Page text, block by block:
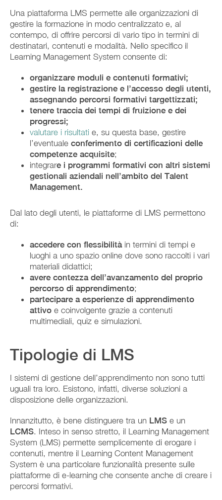
Una piattaforma LMS permette alle organizzazioni di
gestire la formazione in modo centralizzato e, al
contempo, di offrire percorsi di vario tipo in termini di
destinatari, contenuti e modalità. Nello specifico il
Learning Management System consente di:
organizzare moduli e contenuti formativi;
gestire la registrazione e l’accesso degli utenti,
assegnando percorsi formativi targettizzati;
tenere traccia dei tempi di fruizione e dei
progressi;
valutare i risultati e, su questa base, gestire
l’eventuale conferimento di certificazioni delle
competenze acquisite;
integrare i programmi formativi con altri sistemi
gestionali aziendali nell’ambito del Talent
Management.
Dal lato degli utenti, le piattaforme di LMS permettono
di:
accedere con flessibilitàin termini di tempi e
luoghi a uno spazio online dove sono raccolti i vari
materiali didattici;
avere contezza dell’avanzamento del proprio
percorso di apprendimento;
partecipare a esperienze di apprendimento
attivo e coinvolgente grazie a contenuti
multimediali, quiz e simulazioni.
Tipologie di LMS
I sistemi di gestione dell’apprendimento non sono tutti
uguali tra loro. Esistono, infatti, diverse soluzioni a
disposizione delle organizzazioni.
Innanzitutto, è bene distinguere tra un LMS e un
LCMS. Inteso in senso stretto, il Learning Management
System (LMS) permette semplicemente di erogare i
contenuti, mentre il Learning Content Management
System è una particolare funzionalità presente sulle
piattaforme di e-learning che consente anche di creare i
percorsi formativi.